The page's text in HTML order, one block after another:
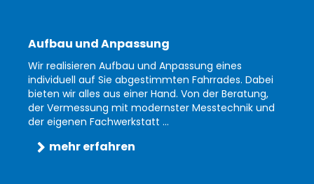
Aufbau und Anpassung
Wir realisieren Aufbau und Anpassung eines
individuell auf Sie abgestimmten Fahrrades. Dabei
bieten wir alles aus einer Hand. Von der Beratung,
der Vermessung mit modernster Messtechnik und
der eigenen Fachwerkstatt ...
mehr erfahren